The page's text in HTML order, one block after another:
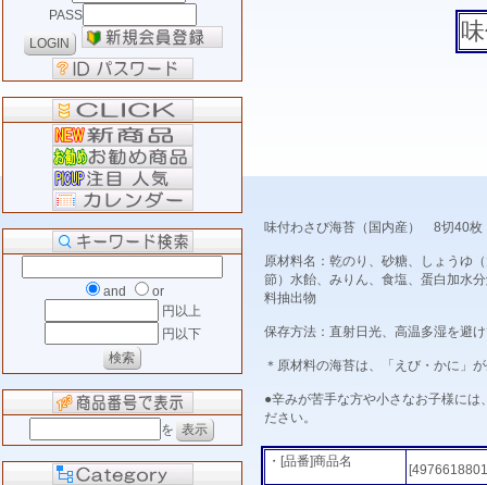
PASS
and
or
円以上
円以下
を
味付わさび海苔（国内産） 8切40枚
原材料名：乾のり、砂糖、しょうゆ
節）水飴、みりん、食塩、蛋白加水
料抽出物
保存方法：直射日光、高温多湿を避
＊原材料の海苔は、「えび・かに」
●辛みが苦手な方や小さなお子様に
ださい。
・[品番]商品名